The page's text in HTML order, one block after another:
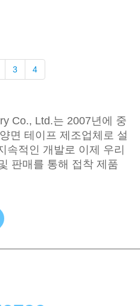
3 4
Co., Ltd.는 2007년에 중
면 테이프 제조업체로 설
속적인 개발로 이제 우리
판매를 통해 접착 제품